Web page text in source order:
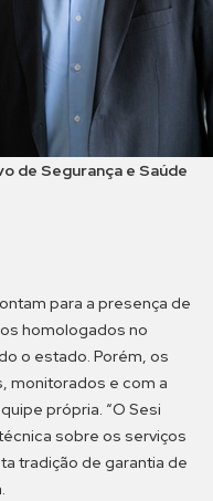
de Segurança e Saúde
para a presença de
homologados no
o estado. Porém, os
monitorados e com a
própria. “O Sesi
sobre os serviços
tradição de garantia de